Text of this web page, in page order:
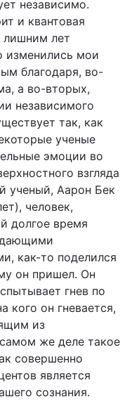
независимо.
и квантовая
лишним лет
изменились мои
благодаря, во-
а во-вторых,
независимого
так, как
ученые
эмоции во
взгляда
ученый, Аарон Бек
человек,
долгое время
как-то поделился
он пришел. Он
гнев по
кого он гневается,
из
же деле такое
совершенно
является
сознания.